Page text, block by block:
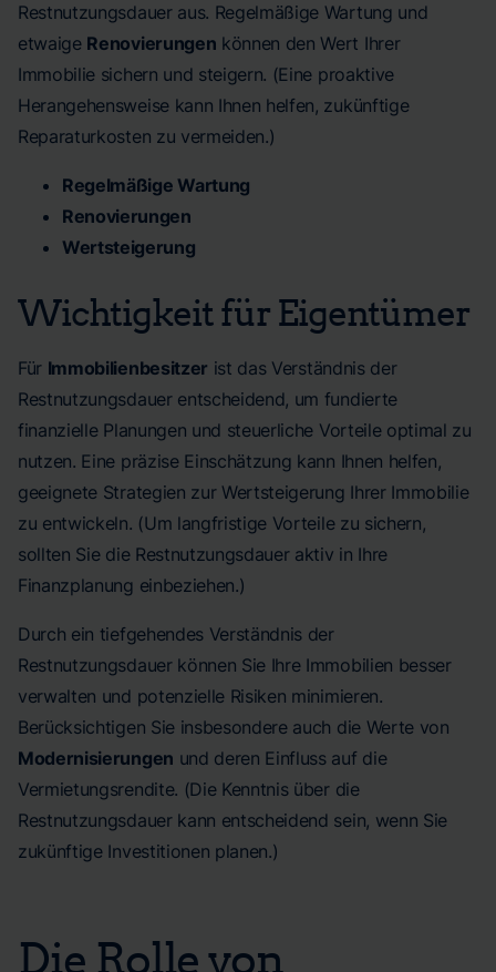
Restnutzungsdauer aus. Regelmäßige Wartung und
etwaige Renovierungen können den Wert Ihrer
Immobilie sichern und steigern. (Eine proaktive
Herangehensweise kann Ihnen helfen, zukünftige
Reparaturkosten zu vermeiden.)
Regelmäßige Wartung
Renovierungen
Wertsteigerung
Wichtigkeit für Eigentümer
Für Immobilienbesitzer ist das Verständnis der
Restnutzungsdauer entscheidend, um fundierte
finanzielle Planungen und steuerliche Vorteile optimal zu
nutzen. Eine präzise Einschätzung kann Ihnen helfen,
geeignete Strategien zur Wertsteigerung Ihrer Immobilie
zu entwickeln. (Um langfristige Vorteile zu sichern,
sollten Sie die Restnutzungsdauer aktiv in Ihre
Finanzplanung einbeziehen.)
Durch ein tiefgehendes Verständnis der
Restnutzungsdauer können Sie Ihre Immobilien besser
verwalten und potenzielle Risiken minimieren.
Berücksichtigen Sie insbesondere auch die Werte von
Modernisierungen und deren Einfluss auf die
Vermietungsrendite. (Die Kenntnis über die
Restnutzungsdauer kann entscheidend sein, wenn Sie
zukünftige Investitionen planen.)
Die Rolle von